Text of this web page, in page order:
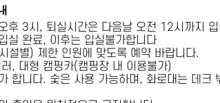
후 3시, 퇴실시간은 다음날 오전 12시까지 입
실 완료, 이후는 입실불가합니다
설별) 제한 인원에 맞도록 예약 바랍니다.
, 대형 캠핑카(캠핑장 내 이용불가)
합니다. 숯은 사용 가능하며, 화로대는 데크